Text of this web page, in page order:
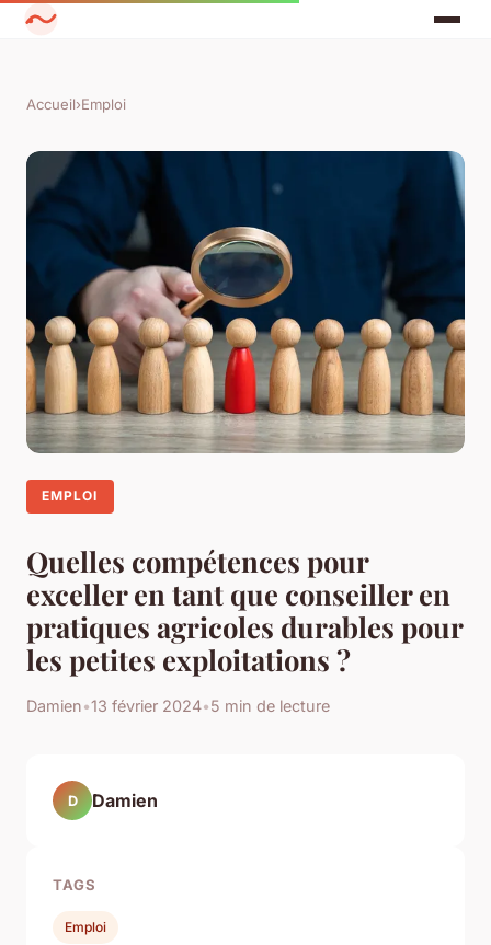
Accueil›Emploi
EMPLOI
Quelles compétences pour
exceller en tant que conseiller en
pratiques agricoles durables pour
les petites exploitations ?
Damien•13 février 2024•5 min de lecture
D Damien
TAGS
Emploi